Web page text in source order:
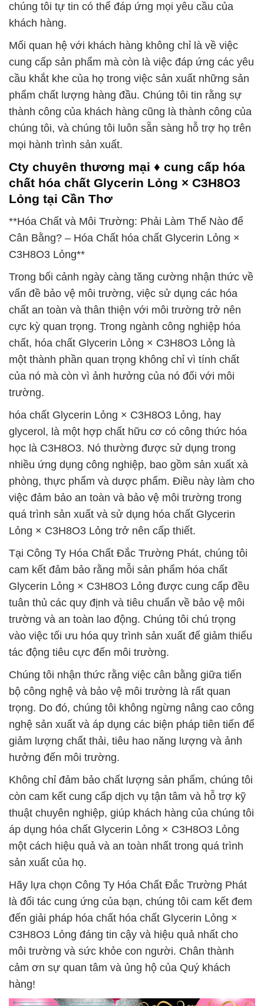
chúng tôi tự tin có thể đáp ứng mọi yêu cầu của
khách hàng.
Mối quan hệ với khách hàng không chỉ là về việc
cung cấp sản phẩm mà còn là việc đáp ứng các yêu
cầu khắt khe của họ trong việc sản xuất những sản
phẩm chất lượng hàng đầu. Chúng tôi tin rằng sự
thành công của khách hàng cũng là thành công của
chúng tôi, và chúng tôi luôn sẵn sàng hỗ trợ họ trên
mọi hành trình sản xuất.
Cty chuyên thương mại ♦ cung cấp hóa
chất hóa chất Glycerin Lỏng × C3H8O3
Lỏng tại Cần Thơ
**Hóa Chất và Môi Trường: Phải Làm Thế Nào để
Cân Bằng? – Hóa Chất hóa chất Glycerin Lỏng ×
C3H8O3 Lỏng**
Trong bối cảnh ngày càng tăng cường nhận thức về
vấn đề bảo vệ môi trường, việc sử dụng các hóa
chất an toàn và thân thiện với môi trường trở nên
cực kỳ quan trọng. Trong ngành công nghiệp hóa
chất, hóa chất Glycerin Lỏng × C3H8O3 Lỏng là
một thành phần quan trọng không chỉ vì tính chất
của nó mà còn vì ảnh hưởng của nó đối với môi
trường.
hóa chất Glycerin Lỏng × C3H8O3 Lỏng, hay
glycerol, là một hợp chất hữu cơ có công thức hóa
học là C3H8O3. Nó thường được sử dụng trong
nhiều ứng dụng công nghiệp, bao gồm sản xuất xà
phòng, thực phẩm và dược phẩm. Điều này làm cho
việc đảm bảo an toàn và bảo vệ môi trường trong
quá trình sản xuất và sử dụng hóa chất Glycerin
Lỏng × C3H8O3 Lỏng trở nên cấp thiết.
Tại Công Ty Hóa Chất Đắc Trường Phát, chúng tôi
cam kết đảm bảo rằng mỗi sản phẩm hóa chất
Glycerin Lỏng × C3H8O3 Lỏng được cung cấp đều
tuân thủ các quy định và tiêu chuẩn về bảo vệ môi
trường và an toàn lao động. Chúng tôi chú trọng
vào việc tối ưu hóa quy trình sản xuất để giảm thiểu
tác động tiêu cực đến môi trường.
Chúng tôi nhận thức rằng việc cân bằng giữa tiến
bộ công nghệ và bảo vệ môi trường là rất quan
trọng. Do đó, chúng tôi không ngừng nâng cao công
nghệ sản xuất và áp dụng các biện pháp tiên tiến để
giảm lượng chất thải, tiêu hao năng lượng và ảnh
hưởng đến môi trường.
Không chỉ đảm bảo chất lượng sản phẩm, chúng tôi
còn cam kết cung cấp dịch vụ tận tâm và hỗ trợ kỹ
thuật chuyên nghiệp, giúp khách hàng của chúng tôi
áp dụng hóa chất Glycerin Lỏng × C3H8O3 Lỏng
một cách hiệu quả và an toàn nhất trong quá trình
sản xuất của họ.
Hãy lựa chọn Công Ty Hóa Chất Đắc Trường Phát
là đối tác cung ứng của bạn, chúng tôi cam kết đem
đến giải pháp hóa chất hóa chất Glycerin Lỏng ×
C3H8O3 Lỏng đáng tin cậy và hiệu quả nhất cho
môi trường và sức khỏe con người. Chân thành
cảm ơn sự quan tâm và ủng hộ của Quý khách
hàng!